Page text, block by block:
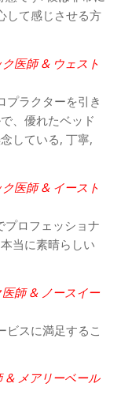
して感じさせる方
医師 & ウェスト
プラクターを引き
、優れたベッド
している, 丁寧,
医師 & イースト
プロフェッショナ
当に素晴らしい
師 & ノースイー
ビスに満足するこ
& メアリーベール